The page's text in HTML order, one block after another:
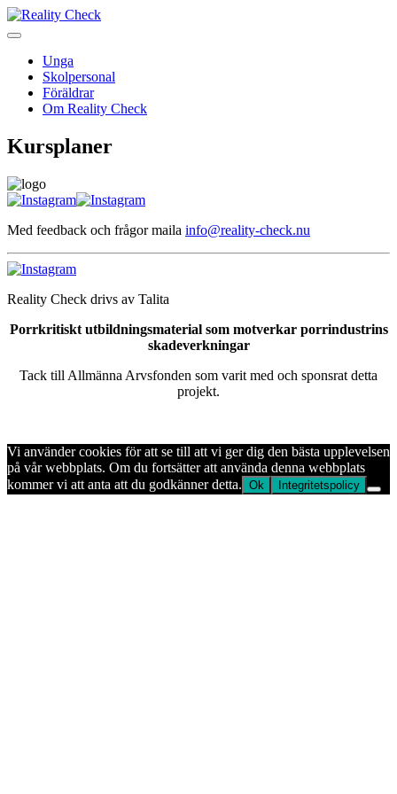
Unga
Skolpersonal
Föräldrar
Om Reality Check
Kursplaner
Med feedback och frågor maila info@reality-check.nu
Reality Check drivs av Talita
Porrkritiskt utbildningsmaterial som motverkar porrindustrins
skadeverkningar
Tack till Allmänna Arvsfonden som varit med och sponsrat detta
projekt.
Vi använder cookies för att se till att vi ger dig den bästa upplevelsen
på vår webbplats. Om du fortsätter att använda denna webbplats
kommer vi att anta att du godkänner detta. Ok Integritetspolicy